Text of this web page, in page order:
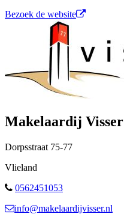
Bezoek de website
Makelaardij Visser
Dorpsstraat 75-77
Vlieland
0562451053
info@makelaardijvisser.nl